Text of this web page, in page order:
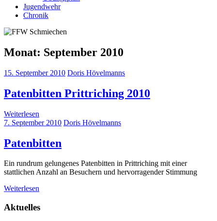
Jugendwehr
Chronik
Monat: September 2010
15. September 2010 Doris Hövelmanns
Patenbitten Prittriching 2010
Weiterlesen
7. September 2010 Doris Hövelmanns
Patenbitten
Ein rundrum gelungenes Patenbitten in Prittriching mit einer
stattlichen Anzahl an Besuchern und hervorragender Stimmung
Weiterlesen
Aktuelles